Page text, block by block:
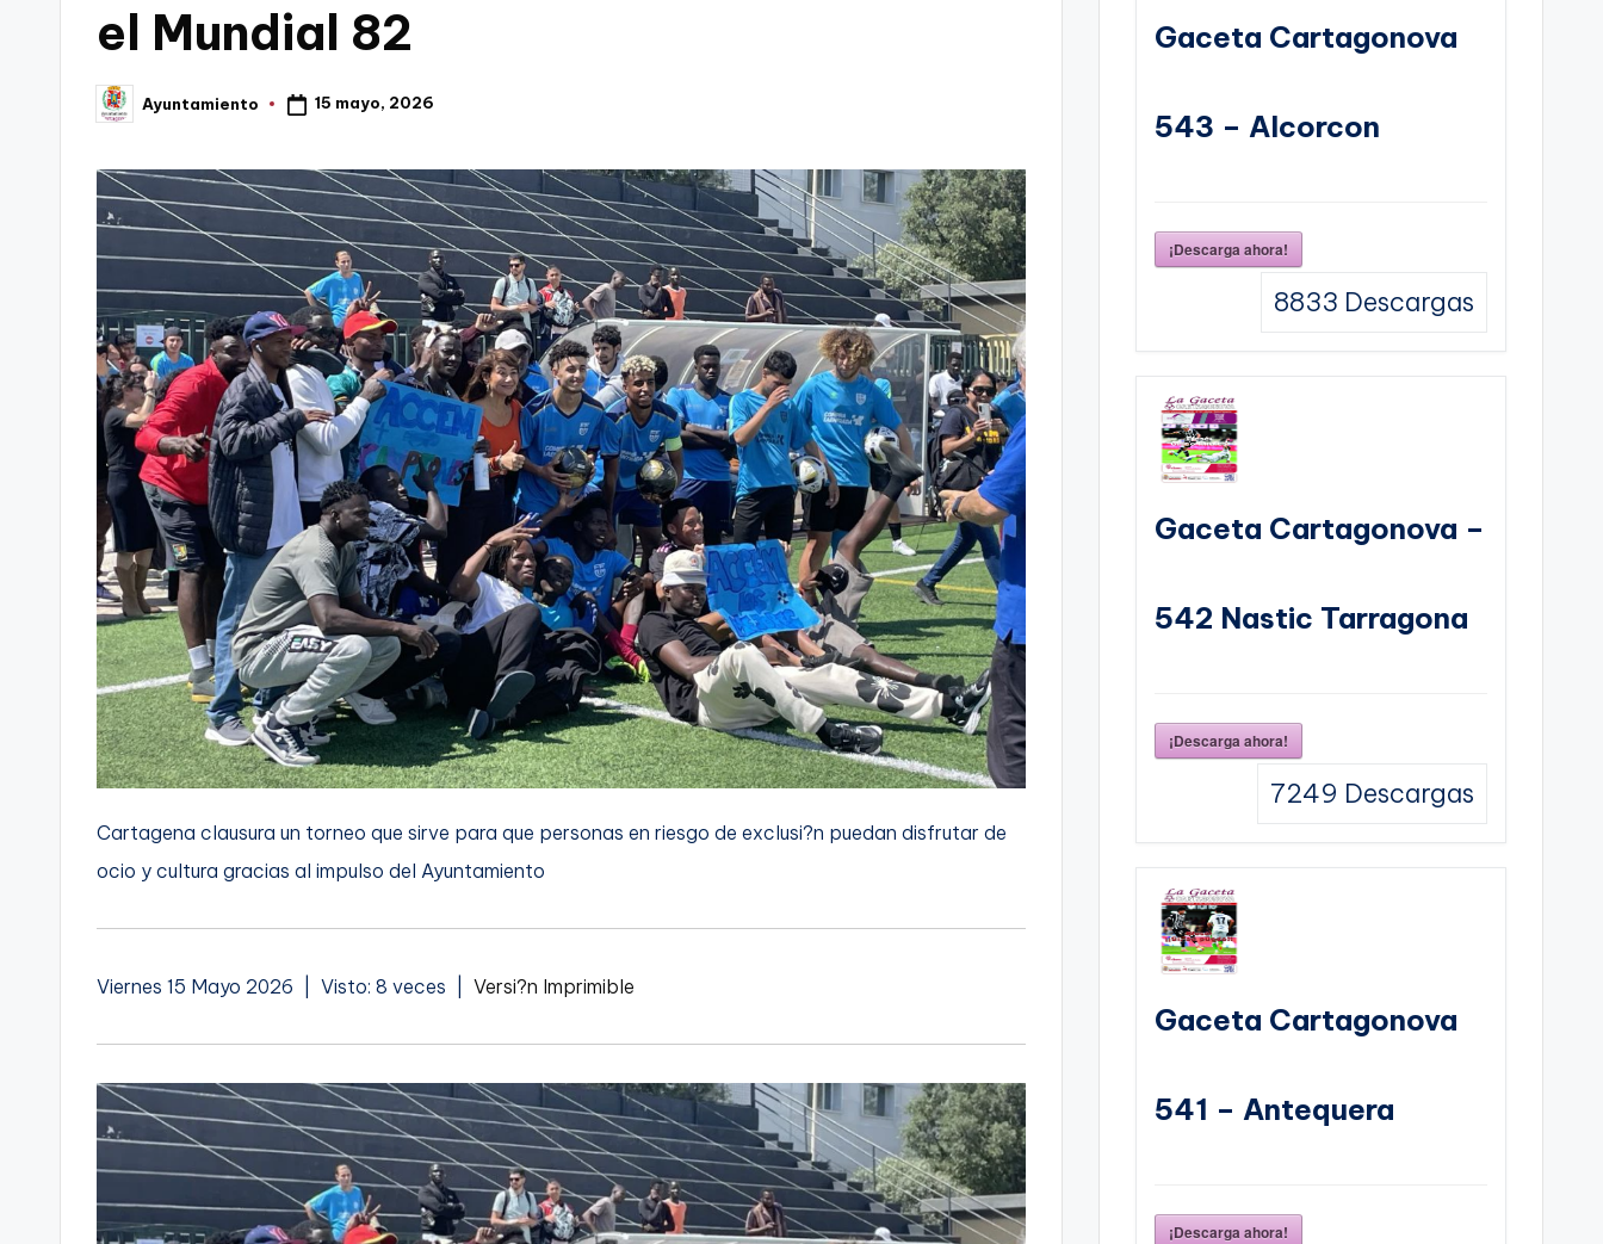
el Mundial 82
Publicado
por
Ayuntamiento 15 mayo, 2026
Cartagena clausura un torneo que sirve para que personas en riesgo de exclusi?n puedan disfrutar de
ocio y cultura gracias al impulso del Ayuntamiento
Viernes 15 Mayo 2026 | Visto: 8 veces | Versi?n Imprimible
Gaceta Cartagonova
543 – Alcorcon
¡Descarga ahora!
8833 Descargas
Gaceta Cartagonova –
542 Nastic Tarragona
¡Descarga ahora!
7249 Descargas
Gaceta Cartagonova
541 – Antequera
¡Descarga ahora!